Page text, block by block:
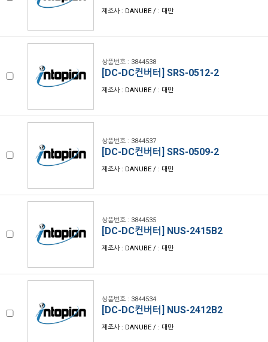
제조사 : DANUBE / : 대만
상품번호 : 3844538
[DC-DC컨버터] SRS-0512-2
제조사 : DANUBE / : 대만
상품번호 : 3844537
[DC-DC컨버터] SRS-0509-2
제조사 : DANUBE / : 대만
상품번호 : 3844535
[DC-DC컨버터] NUS-2415B2
제조사 : DANUBE / : 대만
상품번호 : 3844534
[DC-DC컨버터] NUS-2412B2
제조사 : DANUBE / : 대만